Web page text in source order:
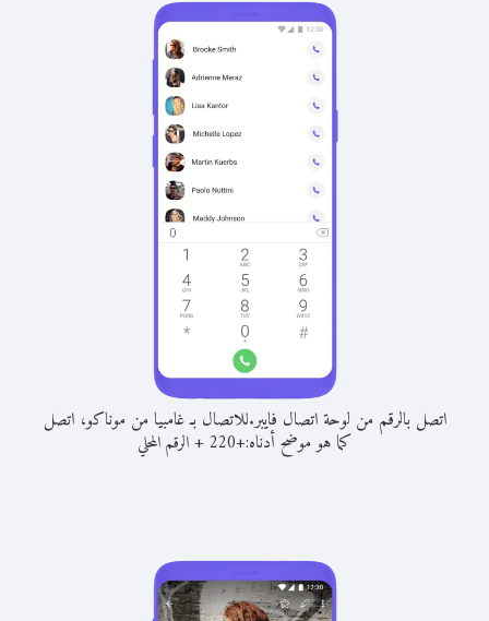
اتصل بالرقم من لوحة اتصال فايبر.للاتصال بـ غامبيا من موناكو، اتصل
كما هو موضح أدناه:+
220
+الرقم المحلي